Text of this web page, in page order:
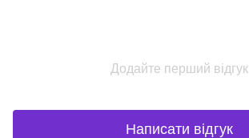
Додайте перший відгук
Написати відгук